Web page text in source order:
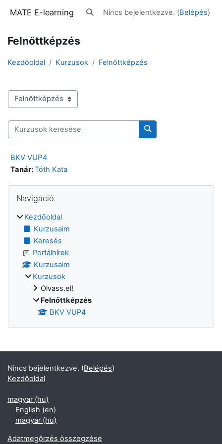
MATE E-learning Keresési bemeneti adatok váltása
Nincs bejelentkezve. (Belépés)
Felnőttképzés
Kezdőoldal Kurzusok Felnőttképzés
Kurzuskategóriák
Kurzusok keresése
Kurzusok keresése
BKV VUP4
Tanár:Tóth Kata
Blokkok
Navigáció
Kezdőoldal
Kurzusaim
Keresés
Portálhírek
Kurzusaim
Kurzusok
Olvass.el!
Felnőttképzés
BKV VUP4
Supplementary blocks
Nincs bejelentkezve. (Belépés)
Kezdőoldal
magyar ‎(hu)‎
English ‎(en)‎
magyar ‎(hu)‎
Adatmegőrzés összegzése